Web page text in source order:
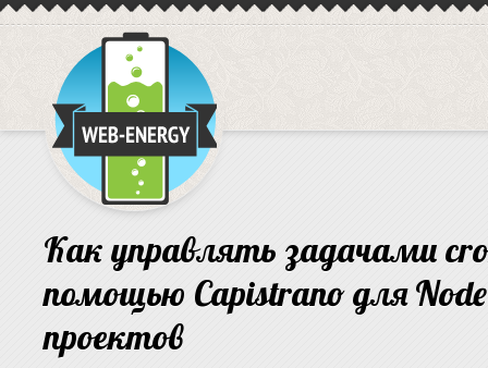
Как управлять задачами
помощью Capistrano для
проектов